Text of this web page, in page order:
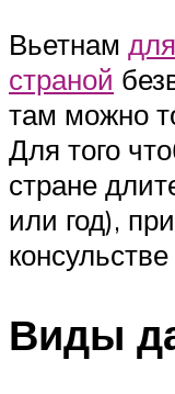
Вьетнам
страной
там можно
Для того
стране
или год),
Виды